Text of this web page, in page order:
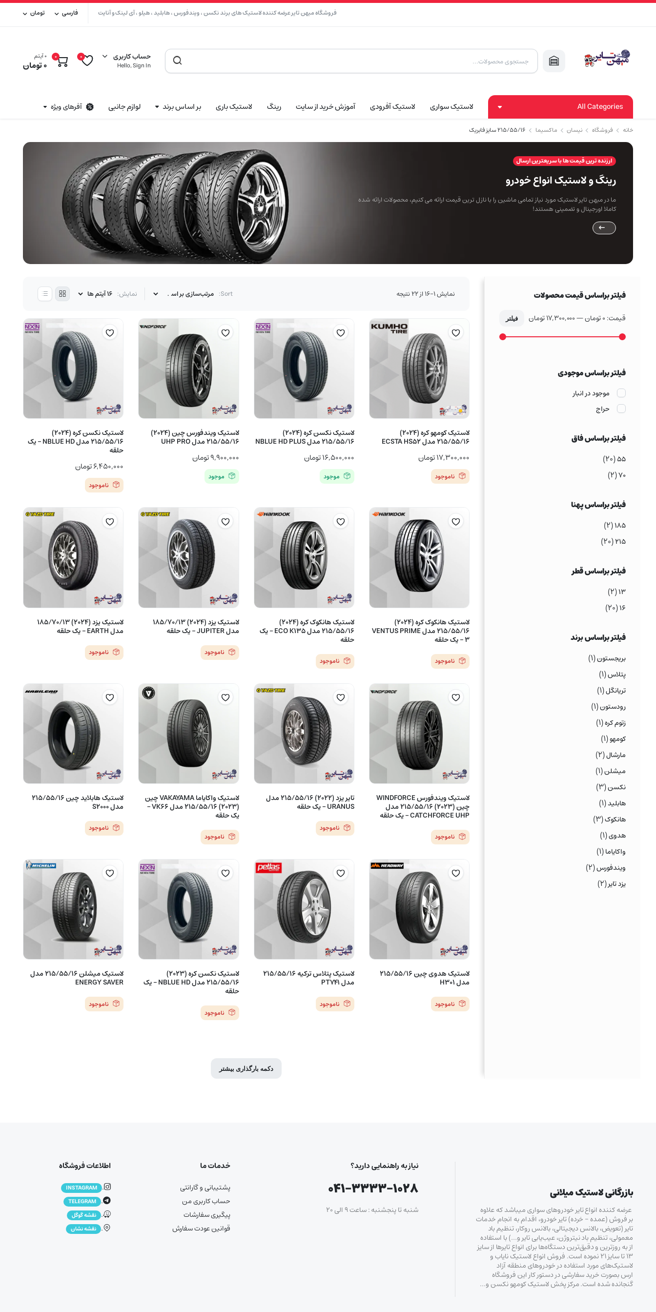
فروشگاه میهن تایر عرضه کننده لاستیک های برند نکسن ، ویندفورس ، هابلید ، هیلو ، آی لینک و آنایت فارسی تومان
Products
search
حساب کاربری
Hello, Sign In
0
0 0 آیتم
0تومان
All Categories لاستیک سواری لاستیک آفرودی آموزش خرید از سایت رینگ لاستیک باری بر اساس برند لوازم جانبی آفرهای ویژه
خانه فروشگاه نیسان ماکسیما ۲۱۵/۵۵/۱۶ سایز فابریک
ارزنده ترین قیمت ها با سریعترین ارسال
رینگ و لاستیک انواع خودرو
ما در میهن تایر لاستیک مورد نیاز تمامی ماشین را با نازل ترین قیمت ارائه می کنیم، محصولات ارائه شده
کاملا اورجینال و تضمینی هستند!
نمایش 1–16 از 22 نتیجه
قیمت:
زیاد
کم
Sort: نمایش:
لاستیک کومهو کره (2024)
215/55/16 مدل ECSTA HS52
۱۷,۳۰۰,۰۰۰تومان
ناموجود
لاستیک نکسن کره (2024)
215/55/16 مدل NBLUE HD PLUS
۱۶,۵۰۰,۰۰۰تومان
موجود
لاستیک ویندفورس چین (2024)
215/55/16 مدل UHP PRO
۹,۹۰۰,۰۰۰تومان
موجود
لاستیک نکسن کره (2024)
215/55/16 مدل NBLUE HD – یک
حلقه
۶,۴۵۰,۰۰۰تومان
ناموجود
لاستیک هانکوک کره (2024)
215/55/16 مدل VENTUS PRIME
3 – یک حلقه
ناموجود
لاستیک هانکوک کره (2024)
215/55/16 مدل ECO K135 – یک
حلقه
ناموجود
لاستیک یزد (2024) 185/70/13
مدل JUPITER – یک حلقه
ناموجود
لاستیک یزد (2024) 185/70/13
مدل EARTH – یک حلقه
ناموجود
لاستیک ویندفورس WINDFORCE
چین (2023) 215/55/16 مدل
CATCHFORCE UHP – یک حلقه
ناموجود
تایر یزد (2022) 215/55/16 مدل
URANUS – یک حلقه
ناموجود
لاستیک واکایاما VAKAYAMA چین
(2023) 215/55/16 مدل VK66 –
یک حلقه
ناموجود
لاستیک هابلاید چین 215/55/16
مدل S2000
ناموجود
لاستیک هدوی چین 215/55/16
مدل H301
ناموجود
لاستیک پتلاس ترکیه 215/55/16
مدل PT741
ناموجود
لاستیک نکسن کره (2023)
215/55/16 مدل NBLUE HD – یک
حلقه
ناموجود
لاستیک میشلن 215/55/16 مدل
ENERGY SAVER
ناموجود
دکمه بارگذاری بیشتر
فیلتر براساس قیمت محصولات
قیمت
قیمت
فیلتر قیمت: 0 تومان —17,300,000 تومان
فیلتر براساس موجودی
موجود در انبار
حراج
فیلتر براساس فاق
۵۵(۲۰)
۷۰(۲)
فیلتر براساس پهنا
۱۸۵(۲)
۲۱۵(۲۰)
فیلتر براساس قطر
۱۳(۲)
۱۶(۲۰)
فیلتر براساس برند
بریجستون(۱)
پتلاس(۱)
تریانگل(۱)
رودستون(۱)
زتوم کره(۱)
کومهو(۱)
مارشال(۲)
میشلن(۱)
نکسن(۳)
هابلید(۱)
هانکوک(۳)
هدوی(۱)
واکایاما(۱)
ویندفورس(۲)
یزد تایر(۲)
بازرگانی لاستیک میلانی
عرضه کننده انواع تایر خودروهای سواری میباشد که علاوه
بر فروش (عمده – خرده‌) تایر خودرو، اقدام به انجام خدمات
تایر (تعویض، بالانس دیجیتالی، بالانس روکار، تنظیم باد
معمولی، تنظیم باد نیتروژن، عیب‌یابی تایر و…) با استفاده
از به روزترین و دقیق‌ترین دستگاه‌ها برای انواع تایرها از سایز
۱۳ تا سایز ۲۱ نموده است. فروش انواع لاستیک‌ نایاب و
لاستیک‌های مورد استفاده در خودروهای منطقه آزاد
ارس بصورت خرید سفارشی در دستور کار این فروشگاه
گنجانده شده است. مرکز پخش لاستیک کومهو نکسن و…
نیاز به راهنمایی دارید؟
۰۴۱-۳۳۳۳-۱۰۲۸
شنبه تا پنجشنبه : ساعت ۹ الی ۲۰
خدمات ما
پشتیبانی و گارانتی
حساب کاربری من
پیگیری سفارشات
قوانین عودت سفارش
اطلاعات فروشگاه
.
INSTAGRAM
.
TELEGRAM
. نقشه گوگل
. نقشه نشان